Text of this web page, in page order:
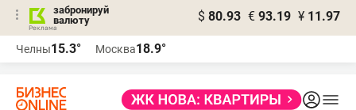
забронируй
валюту
$ 80.93 € 93.19 ¥ 11.97
Челны15.3° Москва18.9°